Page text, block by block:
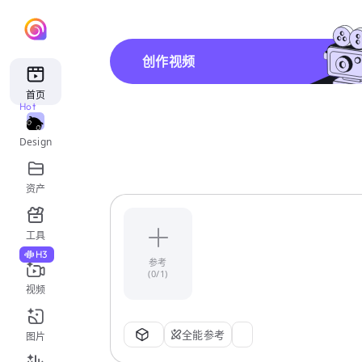
首页
Design
Hot
资产
工具
视频
H3
图片
创作视频
参考
(0/1)
全能参考